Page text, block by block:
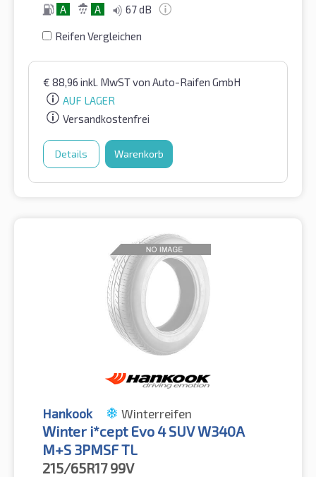
A A 67 dB
Reifen Vergleichen
€ 88,96 inkl. MwSTvon Auto-Raifen GmbH
AUF LAGER
Versandkostenfrei
Details Warenkorb
Hankook Winterreifen
Winter i*cept Evo 4 SUV W340A
M+S 3PMSF TL
215/65R17 99V